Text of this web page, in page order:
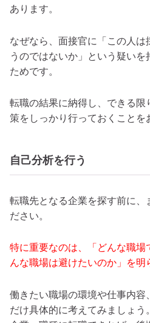
あります。
なぜなら、面接官に「この人は
うのではないか」という疑いを
ためです。
転職の結果に納得し、できる
策をしっかり行っておくことを
自己分析を行う
転職先となる企業を探す前に、
ださい。
特に重要なのは、「どんな職
んな職場は避けたいのか」を明
働きたい職場の環境や仕事内容
だけ具体的に考えてみましょ